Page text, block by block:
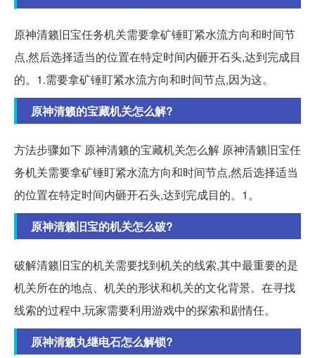
原神清籁旧宝任务机关需要拿矿锤盯紧水流方向和时间节
点,然后选择适当的位置在特定时间内砸开石头,达到完成目
的。1.需要拿矿锤盯紧水流方向和时间节点,因为这。
原神清籁的宝藏机关怎么解?
方法步骤如下 原神清籁的宝藏机关怎么解 原神清籁旧宝任
务机关需要拿矿锤盯紧水流方向和时间节点,然后选择适当
的位置在特定时间内砸开石头,达到完成目的。1。
原神清籁旧宝的机关怎么破?
破解清籁旧宝的机关需要找到机关的线索,其中最重要的是
机关所在的地点、机关的形状和机关的文化背景。在寻找
线索的过程中,玩家需要利用游戏中的探索和剧情任。
原神清籁丸继电石怎么解锁?